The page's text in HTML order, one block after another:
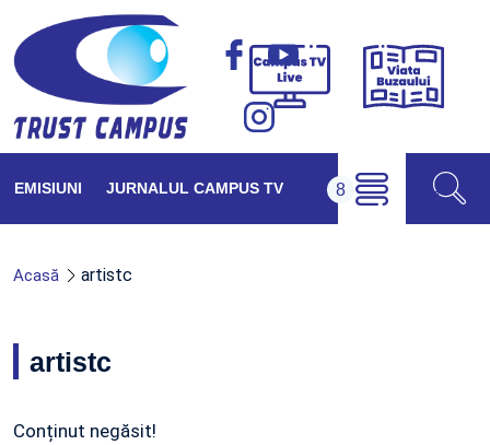
Campus
Viața
EMISIUNI JURNALUL CAMPUS TV
Acasă artistc
artistc
Conținut negăsit!